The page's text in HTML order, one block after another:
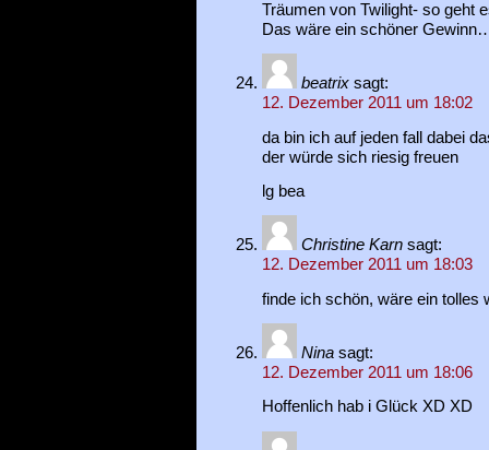
Träumen von Twilight- so geht
Das wäre ein schöner
beatrix sagt:
12. Dezember 2011 um 18:02
da bin ich auf jeden fall dabei
der würde sich riesig freuen
lg bea
Christine Karn sagt:
12. Dezember 2011 um 18:03
finde ich schön, wäre ein tolles
Nina sagt:
12. Dezember 2011 um 18:06
Hoffenlich hab i Glück XD XD